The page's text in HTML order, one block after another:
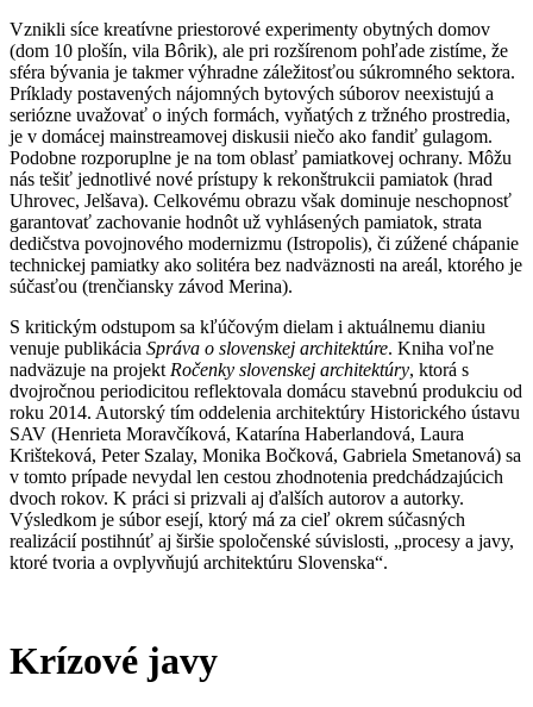
Vznikli síce kreatívne priestorové experimenty obytných domov
(dom 10 plošín, vila Bôrik), ale pri rozšírenom pohľade zistíme, že
sféra bývania je takmer výhradne záležitosťou súkromného sektora.
Príklady postavených nájomných bytových súborov neexistujú a
seriózne uvažovať o iných formách, vyňatých z tržného prostredia,
je v domácej mainstreamovej diskusii niečo ako fandiť gulagom.
Podobne rozporuplne je na tom oblasť pamiatkovej ochrany. Môžu
nás tešiť jednotlivé nové prístupy k rekonštrukcii pamiatok (hrad
Uhrovec, Jelšava). Celkovému obrazu však dominuje neschopnosť
garantovať zachovanie hodnôt už vyhlásených pamiatok, strata
dedičstva povojnového modernizmu (Istropolis), či zúžené chápanie
technickej pamiatky ako solitéra bez nadväznosti na areál, ktorého je
súčasťou (trenčiansky závod Merina).
S kritickým odstupom sa kľúčovým dielam i aktuálnemu dianiu
venuje publikácia Správa o slovenskej architektúre. Kniha voľne
nadväzuje na projekt Ročenky slovenskej architektúry, ktorá s
dvojročnou periodicitou reflektovala domácu stavebnú produkciu od
roku 2014. Autorský tím oddelenia architektúry Historického ústavu
SAV (Henrieta Moravčíková, Katarína Haberlandová, Laura
Krišteková, Peter Szalay, Monika Bočková, Gabriela Smetanová) sa
v tomto prípade nevydal len cestou zhodnotenia predchádzajúcich
dvoch rokov. K práci si prizvali aj ďalších autorov a autorky.
Výsledkom je súbor esejí, ktorý má za cieľ okrem súčasných
realizácií postihnúť aj širšie spoločenské súvislosti, „procesy a javy,
ktoré tvoria a ovplyvňujú architektúru Slovenska“.
Krízové javy